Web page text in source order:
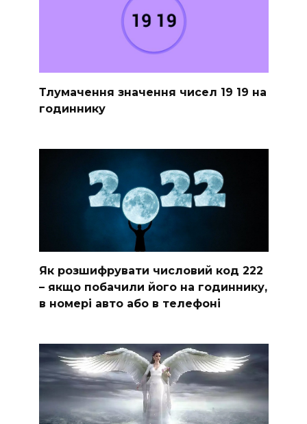
Тлумачення значення чисел 19 19 на
годиннику
Як розшифрувати числовий код 222
– якщо побачили його на годиннику,
в номері авто або в телефоні